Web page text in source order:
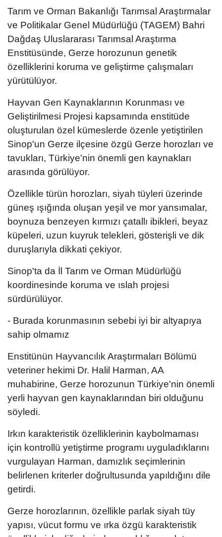
Tarım ve Orman Bakanlığı Tarımsal Araştırmalar
ve Politikalar Genel Müdürlüğü (TAGEM) Bahri
Dağdaş Uluslararası Tarımsal Araştırma
Enstitüsünde, Gerze horozunun genetik
özelliklerini koruma ve geliştirme çalışmaları
yürütülüyor.
Hayvan Gen Kaynaklarının Korunması ve
Geliştirilmesi Projesi kapsamında enstitüde
oluşturulan özel kümeslerde özenle yetiştirilen
Sinop'un Gerze ilçesine özgü Gerze horozları ve
tavukları, Türkiye'nin önemli gen kaynakları
arasında görülüyor.
Özellikle türün horozları, siyah tüyleri üzerinde
güneş ışığında oluşan yeşil ve mor yansımalar,
boynuza benzeyen kırmızı çatallı ibikleri, beyaz
küpeleri, uzun kuyruk telekleri, gösterişli ve dik
duruşlarıyla dikkati çekiyor.
Sinop'ta da İl Tarım ve Orman Müdürlüğü
koordinesinde koruma ve ıslah projesi
sürdürülüyor.
- Burada korunmasının sebebi iyi bir altyapıya
sahip olmamız
Enstitünün Hayvancılık Araştırmaları Bölümü
veteriner hekimi Dr. Halil Harman, AA
muhabirine, Gerze horozunun Türkiye'nin önemli
yerli hayvan gen kaynaklarından biri olduğunu
söyledi.
Irkın karakteristik özelliklerinin kaybolmaması
için kontrollü yetiştirme programı uyguladıklarını
vurgulayan Harman, damızlık seçimlerinin
belirlenen kriterler doğrultusunda yapıldığını dile
getirdi.
Gerze horozlarının, özellikle parlak siyah tüy
yapısı, vücut formu ve ırka özgü karakteristik